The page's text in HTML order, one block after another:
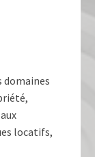
domaines
locatifs,